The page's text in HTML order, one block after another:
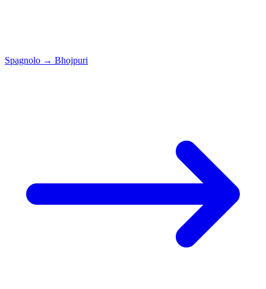
Spagnolo → Bhojpuri